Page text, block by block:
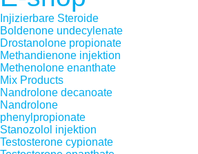
Injizierbare Steroide
Boldenone undecylenate
Drostanolone propionate
Methandienone injektion
Methenolone enanthate
Mix Products
Nandrolone decanoate
Nandrolone
phenylpropionate
Stanozolol injektion
Testosterone cypionate